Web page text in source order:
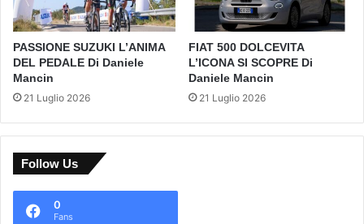
PASSIONE SUZUKI L’ANIMA
DEL PEDALE Di Daniele
Mancin
21 Luglio 2026
FIAT 500 DOLCEVITA
L’ICONA SI SCOPRE Di
Daniele Mancin
21 Luglio 2026
Follow Us
0
Fans